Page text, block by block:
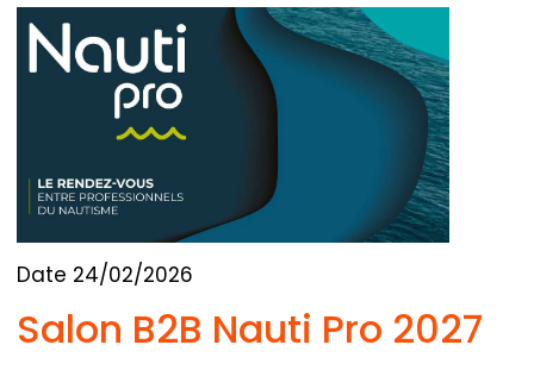
Date 24/02/2026
Salon B2B Nauti Pro 2027